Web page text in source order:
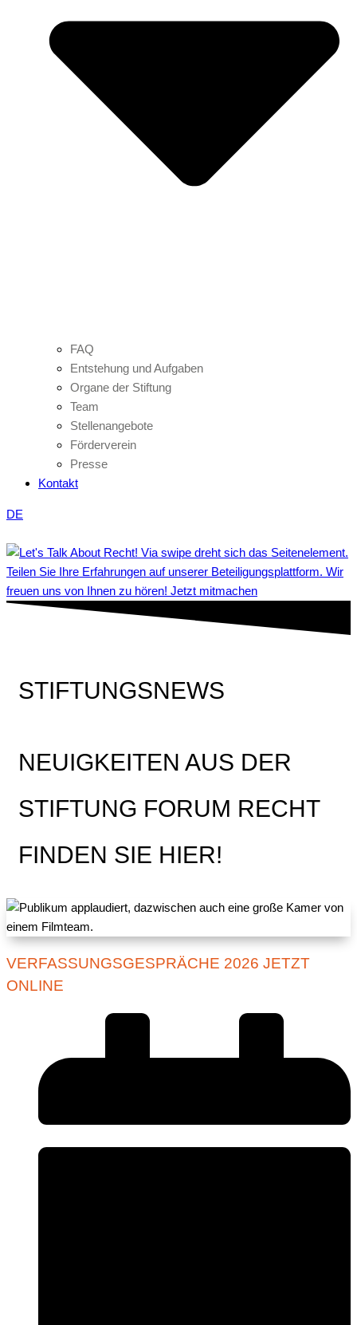
FAQ
Entstehung und Aufgaben
Organe der Stiftung
Team
Stellenangebote
Förderverein
Presse
Kontakt
DE
Teilen Sie Ihre Erfahrungen auf unserer Beteiligungsplattform. Wir
freuen uns von Ihnen zu hören! Jetzt mitmachen
STIFTUNGSNEWS
NEUIGKEITEN AUS DER
STIFTUNG FORUM RECHT
FINDEN SIE HIER!
VERFASSUNGSGESPRÄCHE 2026 JETZT
ONLINE